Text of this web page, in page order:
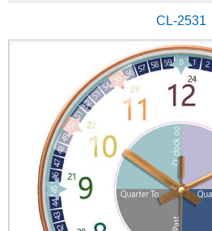
CL-2531